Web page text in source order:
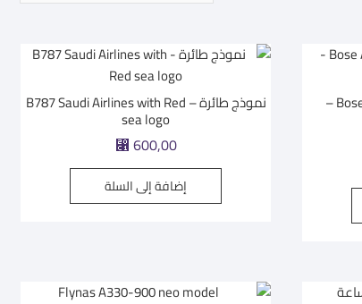
Bose A30 Headset – GA Dual Plug – نموذج طائرة – B787 Saudi Airlines with Red
sea logo
⃁600,00
إضافة إلى السلة